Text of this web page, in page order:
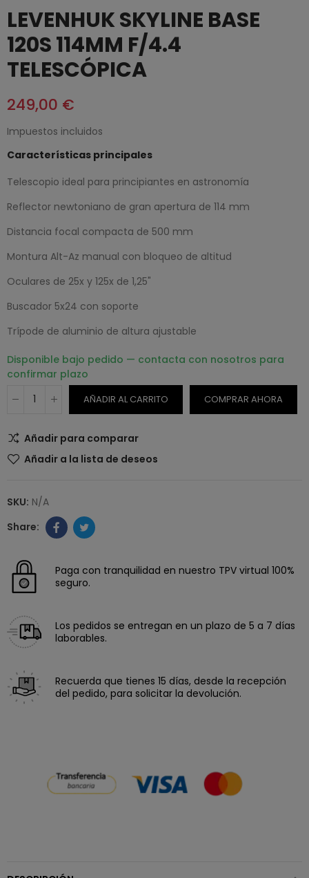
LEVENHUK SKYLINE BASE
120S 114MM F/4.4
TELESCÓPICA
249,00 €
Impuestos incluidos
Características principales
Telescopio ideal para principiantes en astronomía
Reflector newtoniano de gran apertura de 114 mm
Distancia focal compacta de 500 mm
Montura Alt-Az manual con bloqueo de altitud
Oculares de 25x y 125x de 1,25"
Buscador 5x24 con soporte
Trípode de aluminio de altura ajustable
Disponible bajo pedido — contacta con nosotros para
confirmar plazo
AÑADIR AL CARRITO COMPRAR AHORA
Añadir para comparar
Añadir a la lista de deseos
SKU: N/A
Paga con tranquilidad en nuestro TPV virtual 100%
seguro.
Los pedidos se entregan en un plazo de 5 a 7 días
laborables.
Recuerda que tienes 15 días, desde la recepción
del pedido, para solicitar la devolución.